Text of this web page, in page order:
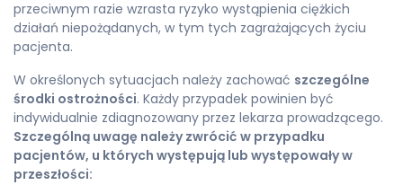
przeciwnym razie wzrasta ryzyko wystąpienia ciężkich
działań niepożądanych, w tym tych zagrażających życiu
pacjenta.
W określonych sytuacjach należy zachować szczególne
środki ostrożności. Każdy przypadek powinien być
indywidualnie zdiagnozowany przez lekarza prowadzącego.
Szczególną uwagę należy zwrócić w przypadku
pacjentów, u których występują lub występowały w
przeszłości: